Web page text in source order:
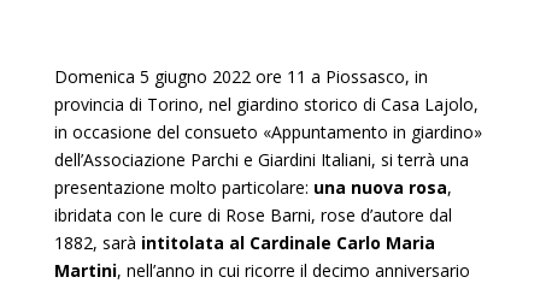
Domenica 5 giugno 2022 ore 11 a Piossasco, in
provincia di Torino, nel giardino storico di Casa Lajolo,
in occasione del consueto «Appuntamento in giardino»
dell’Associazione Parchi e Giardini Italiani, si terrà una
presentazione molto particolare: una nuova rosa,
ibridata con le cure di Rose Barni, rose d’autore dal
1882, sarà intitolata al Cardinale Carlo Maria
Martini, nell’anno in cui ricorre il decimo anniversario